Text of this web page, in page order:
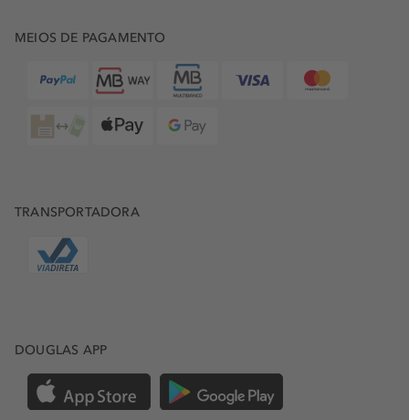
MEIOS DE PAGAMENTO
TRANSPORTADORA
DOUGLAS APP